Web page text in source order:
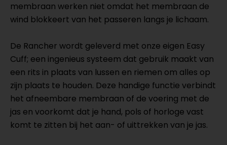
membraan werken niet omdat het membraan de
wind blokkeert van het passeren langs je lichaam.
De Rancher wordt geleverd met onze eigen Easy
Cuff; een ingenieus systeem dat gebruik maakt van
een rits in plaats van lussen en riemen om alles op
zijn plaats te houden. Deze handige functie verbindt
het afneembare membraan of de voering met de
jas en voorkomt dat je hand, pols of horloge vast
komt te zitten bij het aan- of uittrekken van je jas.